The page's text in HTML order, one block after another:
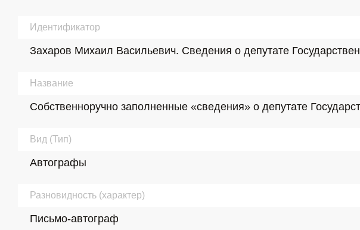
Идентификатор
Захаров Михаил Васильевич. Сведения о депутате
Название
Собственноручно заполненные «сведения» о депутате
Вид (Тип)
Автографы
Разновидность (характер)
Письмо-автограф